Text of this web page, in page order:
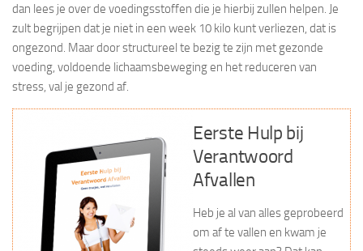
dan lees je over de voedingsstoffen die je hierbij zullen helpen. Je
zult begrijpen dat je niet in een week 10 kilo kunt verliezen, dat is
ongezond. Maar door structureel te bezig te zijn met gezonde
voeding, voldoende lichaamsbeweging en het reduceren van
stress, val je gezond af.
Eerste Hulp bij
Verantwoord
Afvallen
Heb je al van alles geprobeerd
om af te vallen en kwam je